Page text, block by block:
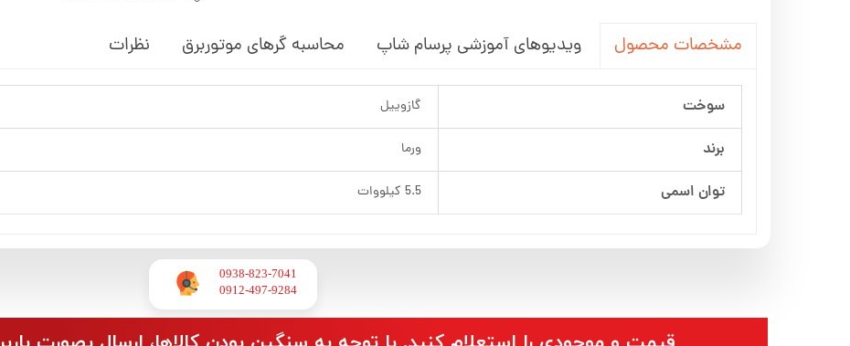
مشخصات محصول ویدیوهای آموزشی پرسام شاپ محاسبه گرهای موتوربرق نظرات
سوخت گازوییل
برند ورما
توان اسمی 5.5 کیلووات
0938-823-7041
​​​​​​​0912-497-9284